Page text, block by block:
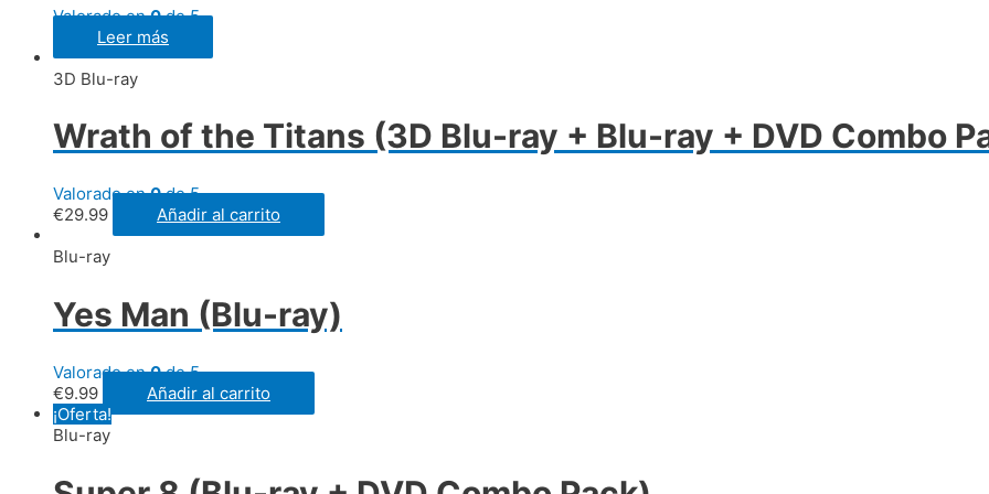
Valorado en0de 5
Leer más
3D Blu-ray
Wrath of the Titans (3D Blu-ray + Blu-ray + DVD Combo
Valorado en0de 5
€29.99
Añadir al carrito
Blu-ray
Yes Man (Blu-ray)
Valorado en0de 5
€9.99
Añadir al carrito
¡Oferta!
Blu-ray